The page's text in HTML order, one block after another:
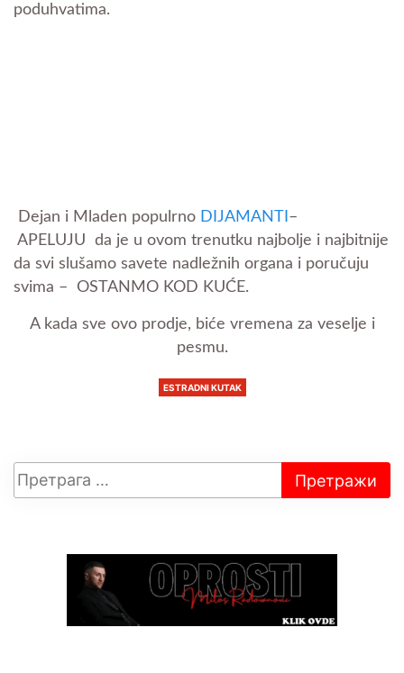
poduhvatima.
Dejan i Mladen populrno DIJAMANTI –
APELUJU da je u ovom trenutku najbolje i najbitnije
da svi slušamo savete nadležnih organa i poručuju
svima – OSTANMO KOD KUĆE.
A kada sve ovo prodje, biće vremena za veselje i
pesmu.
ESTRADNI KUTAK